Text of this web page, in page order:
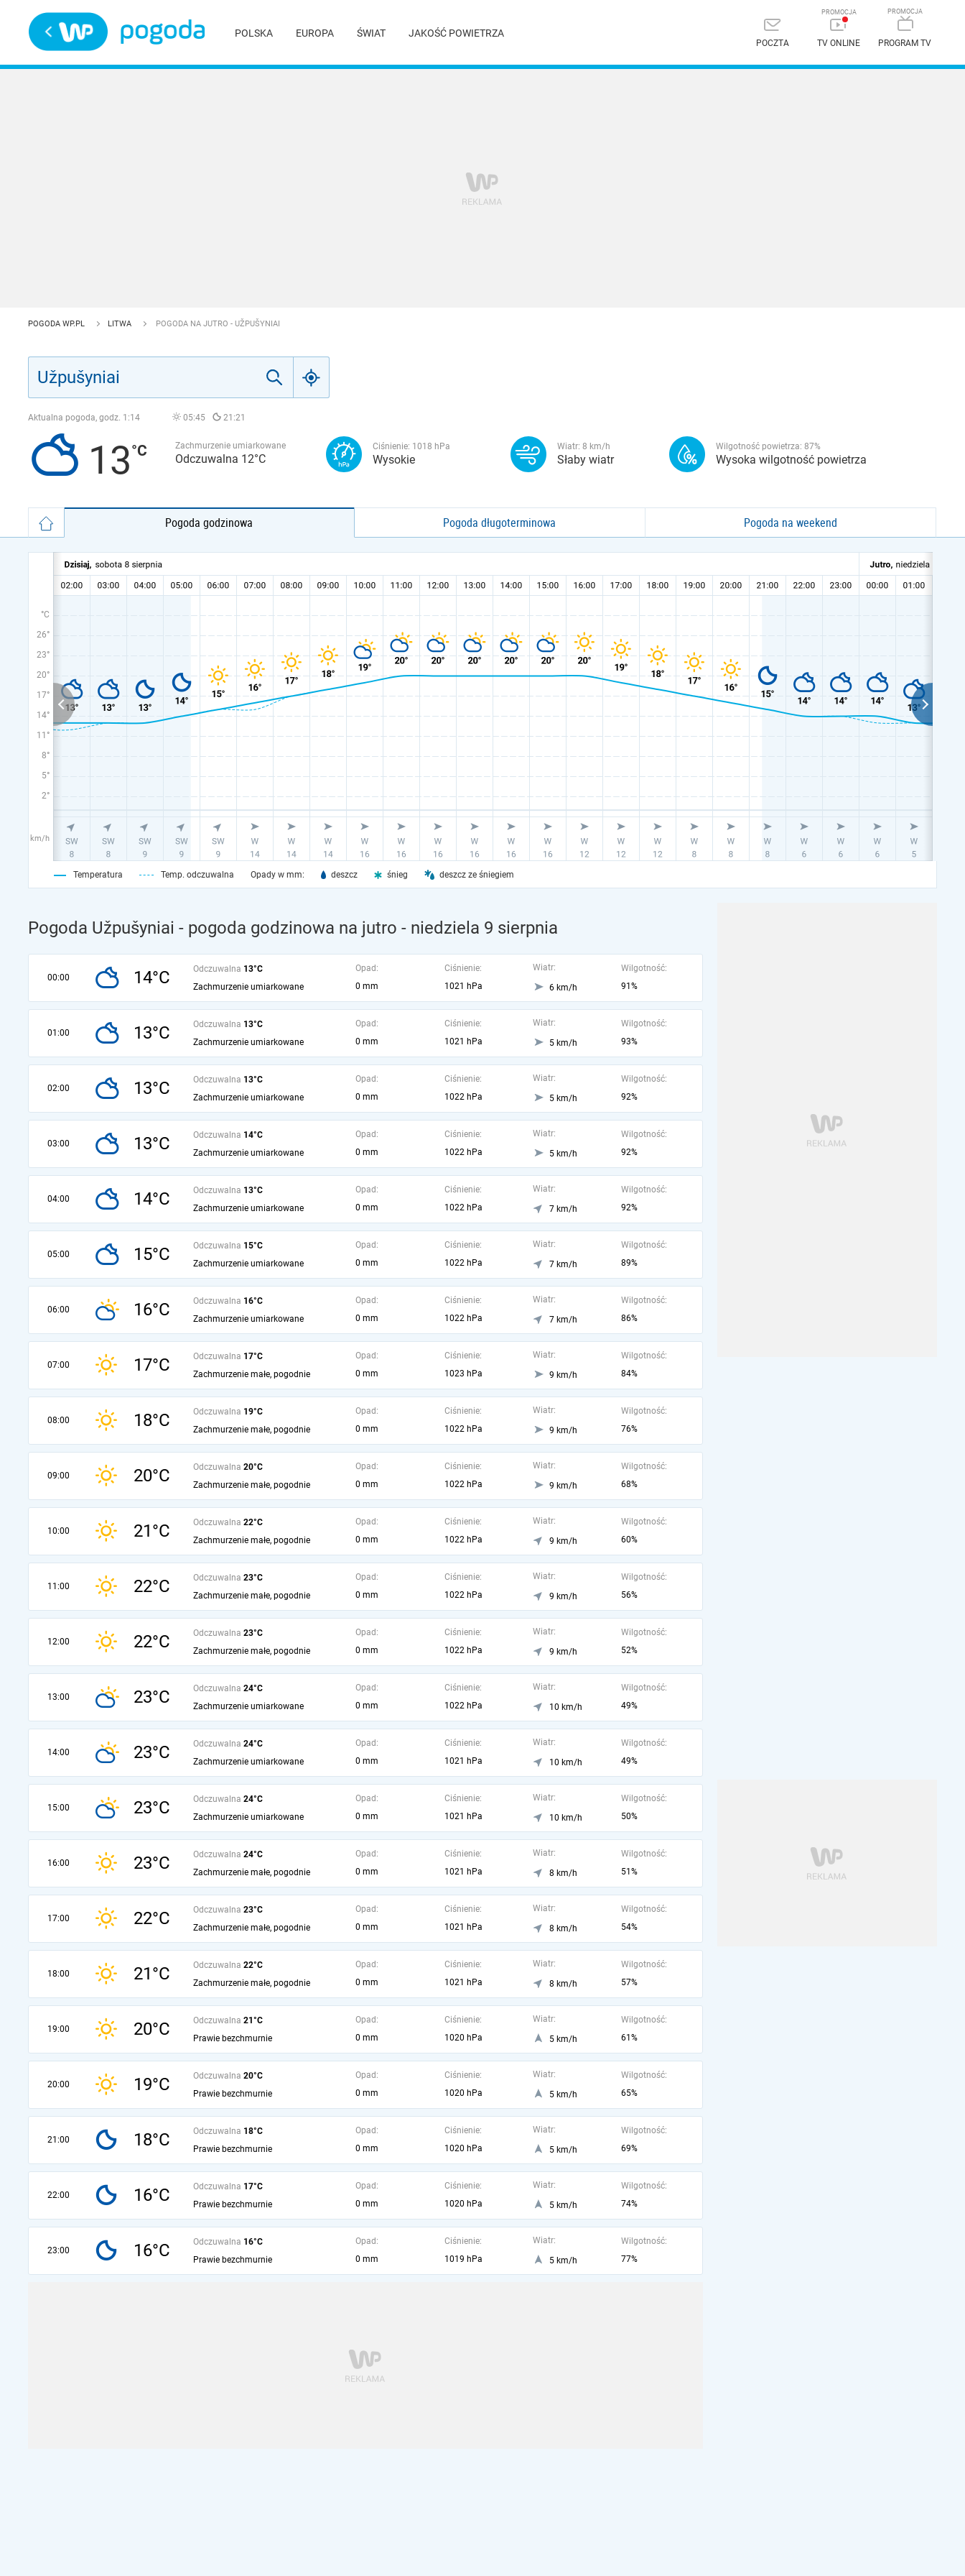
POLSKA EUROPA ŚWIAT JAKOŚĆ POWIETRZA
POCZTA TV ONLINE PROGRAM TV
POGODA WP.PL LITWA POGODA NA JUTRO - UŽPUŠYNIAI
Aktualna pogoda, godz. 1:14 05:45 21:21
13 Zachmurzenie umiarkowane
Odczuwalna 12°C
Ciśnienie: 1018 hPa
Wysokie
Wiatr: 8 km/h
Słaby wiatr
Wilgotność powietrza: 87%
Wysoka wilgotność powietrza
Pogoda godzinowa Pogoda długoterminowa Pogoda na weekend
°C
26°
23°
20°
17°
14°
11°
8°
5°
2°
km/h
Temperatura Temp. odczuwalna Opady w mm: deszcz śnieg deszcz ze śniegiem
Pogoda Užpušyniai - pogoda godzinowa na jutro - niedziela 9 sierpnia
00:00 14°C Odczuwalna 13°C
Zachmurzenie umiarkowane
Opad:
0 mm
Ciśnienie:
1021 hPa
Wiatr:
6 km/h
Wilgotność:
91%
01:00 13°C Odczuwalna 13°C
Zachmurzenie umiarkowane
Opad:
0 mm
Ciśnienie:
1021 hPa
Wiatr:
5 km/h
Wilgotność:
93%
02:00 13°C Odczuwalna 13°C
Zachmurzenie umiarkowane
Opad:
0 mm
Ciśnienie:
1022 hPa
Wiatr:
5 km/h
Wilgotność:
92%
03:00 13°C Odczuwalna 14°C
Zachmurzenie umiarkowane
Opad:
0 mm
Ciśnienie:
1022 hPa
Wiatr:
5 km/h
Wilgotność:
92%
04:00 14°C Odczuwalna 13°C
Zachmurzenie umiarkowane
Opad:
0 mm
Ciśnienie:
1022 hPa
Wiatr:
7 km/h
Wilgotność:
92%
05:00 15°C Odczuwalna 15°C
Zachmurzenie umiarkowane
Opad:
0 mm
Ciśnienie:
1022 hPa
Wiatr:
7 km/h
Wilgotność:
89%
06:00 16°C Odczuwalna 16°C
Zachmurzenie umiarkowane
Opad:
0 mm
Ciśnienie:
1022 hPa
Wiatr:
7 km/h
Wilgotność:
86%
07:00 17°C Odczuwalna 17°C
Zachmurzenie małe, pogodnie
Opad:
0 mm
Ciśnienie:
1023 hPa
Wiatr:
9 km/h
Wilgotność:
84%
08:00 18°C Odczuwalna 19°C
Zachmurzenie małe, pogodnie
Opad:
0 mm
Ciśnienie:
1022 hPa
Wiatr:
9 km/h
Wilgotność:
76%
09:00 20°C Odczuwalna 20°C
Zachmurzenie małe, pogodnie
Opad:
0 mm
Ciśnienie:
1022 hPa
Wiatr:
9 km/h
Wilgotność:
68%
10:00 21°C Odczuwalna 22°C
Zachmurzenie małe, pogodnie
Opad:
0 mm
Ciśnienie:
1022 hPa
Wiatr:
9 km/h
Wilgotność:
60%
11:00 22°C Odczuwalna 23°C
Zachmurzenie małe, pogodnie
Opad:
0 mm
Ciśnienie:
1022 hPa
Wiatr:
9 km/h
Wilgotność:
56%
12:00 22°C Odczuwalna 23°C
Zachmurzenie małe, pogodnie
Opad:
0 mm
Ciśnienie:
1022 hPa
Wiatr:
9 km/h
Wilgotność:
52%
13:00 23°C Odczuwalna 24°C
Zachmurzenie umiarkowane
Opad:
0 mm
Ciśnienie:
1022 hPa
Wiatr:
10 km/h
Wilgotność:
49%
14:00 23°C Odczuwalna 24°C
Zachmurzenie umiarkowane
Opad:
0 mm
Ciśnienie:
1021 hPa
Wiatr:
10 km/h
Wilgotność:
49%
15:00 23°C Odczuwalna 24°C
Zachmurzenie umiarkowane
Opad:
0 mm
Ciśnienie:
1021 hPa
Wiatr:
10 km/h
Wilgotność:
50%
16:00 23°C Odczuwalna 24°C
Zachmurzenie małe, pogodnie
Opad:
0 mm
Ciśnienie:
1021 hPa
Wiatr:
8 km/h
Wilgotność:
51%
17:00 22°C Odczuwalna 23°C
Zachmurzenie małe, pogodnie
Opad:
0 mm
Ciśnienie:
1021 hPa
Wiatr:
8 km/h
Wilgotność:
54%
18:00 21°C Odczuwalna 22°C
Zachmurzenie małe, pogodnie
Opad:
0 mm
Ciśnienie:
1021 hPa
Wiatr:
8 km/h
Wilgotność:
57%
19:00 20°C Odczuwalna 21°C
Prawie bezchmurnie
Opad:
0 mm
Ciśnienie:
1020 hPa
Wiatr:
5 km/h
Wilgotność:
61%
20:00 19°C Odczuwalna 20°C
Prawie bezchmurnie
Opad:
0 mm
Ciśnienie:
1020 hPa
Wiatr:
5 km/h
Wilgotność:
65%
21:00 18°C Odczuwalna 18°C
Prawie bezchmurnie
Opad:
0 mm
Ciśnienie:
1020 hPa
Wiatr:
5 km/h
Wilgotność:
69%
22:00 16°C Odczuwalna 17°C
Prawie bezchmurnie
Opad:
0 mm
Ciśnienie:
1020 hPa
Wiatr:
5 km/h
Wilgotność:
74%
23:00 16°C Odczuwalna 16°C
Prawie bezchmurnie
Opad:
0 mm
Ciśnienie:
1019 hPa
Wiatr:
5 km/h
Wilgotność:
77%